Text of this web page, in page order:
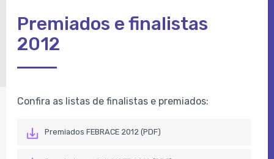
Premiados e finalistas
2012
Confira as listas de finalistas e premiados:
Premiados FEBRACE 2012 (PDF)